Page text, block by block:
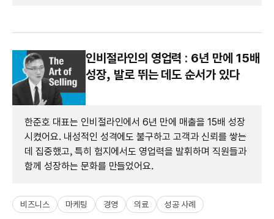
인비절라인의 영업력 : 6년 만에 15배
성장, 발로 뛰는 데도 순서가 있다
한준호 대표는 인비절라인에서 6년 만에 매출을 15배 성장
시켰어요. 내성적인 성격에도 불구하고 고객과 신뢰를 쌓는
데 집중했고, 특히 험지에서도 영업력을 발휘하며 직원들과
함께 성장하는 문화를 만들었어요.
비즈니스 마케팅 경영 의료 성공 사례